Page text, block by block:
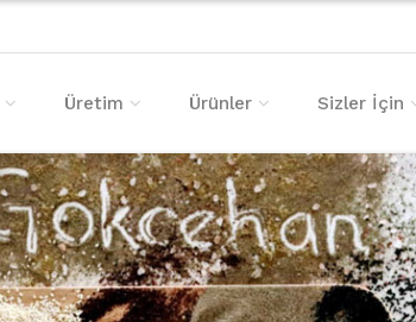
Üretim Ürünler Sizler İçin